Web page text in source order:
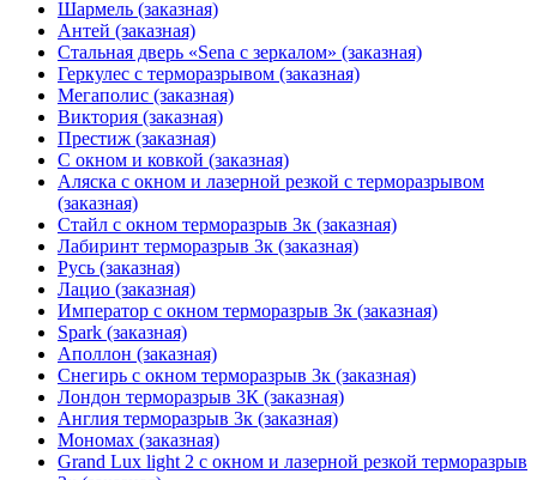
Шармель (заказная)
Антей (заказная)
Стальная дверь «Sena с зеркалом» (заказная)
Геркулес с терморазрывом (заказная)
Мегаполис (заказная)
Виктория (заказная)
Престиж (заказная)
С окном и ковкой (заказная)
Аляска с окном и лазерной резкой с терморазрывом
(заказная)
Стайл с окном терморазрыв 3к (заказная)
Лабиринт терморазрыв 3к (заказная)
Русь (заказная)
Лацио (заказная)
Император с окном терморазрыв 3к (заказная)
Spark (заказная)
Аполлон (заказная)
Снегирь с окном терморазрыв 3к (заказная)
Лондон терморазрыв 3К (заказная)
Англия терморазрыв 3к (заказная)
Мономах (заказная)
Grand Lux light 2 с окном и лазерной резкой терморазрыв